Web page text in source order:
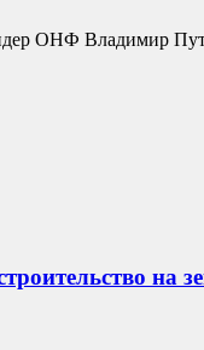
ОНФ Владимир
на